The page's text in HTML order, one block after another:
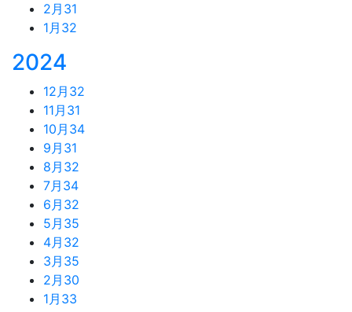
2月 31
1月 32
2024
12月 32
11月 31
10月 34
9月 31
8月 32
7月 34
6月 32
5月 35
4月 32
3月 35
2月 30
1月 33